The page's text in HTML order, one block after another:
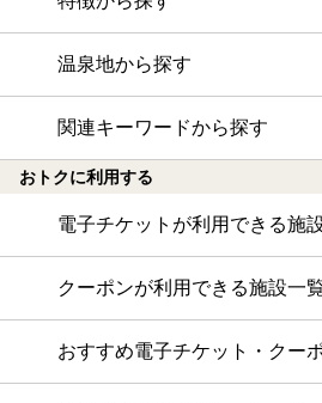
温泉地から探す
関連キーワードから探す
おトクに利用する
電子チケットが利用できる施
クーポンが利用できる施設一
おすすめ電子チケット・クー